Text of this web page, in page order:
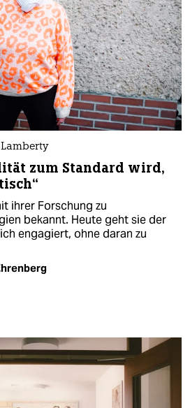
zum Standard wird,
ihrer Forschung zu
bekannt. Heute geht sie der
engagiert, ohne daran zu